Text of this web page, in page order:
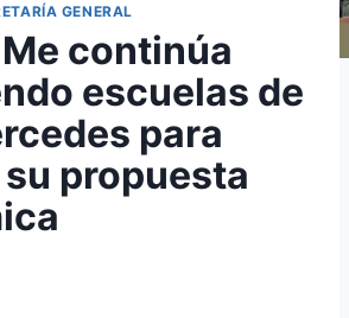
GENERAL
continúa
escuelas de
para
propuesta